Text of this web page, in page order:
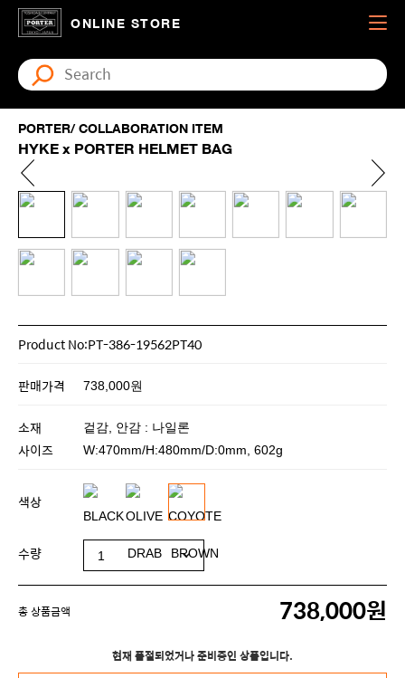
ONLINE STORE
PORTER/ COLLABORATION ITEM
HYKE x PORTER HELMET BAG
Product No:PT-386-19562PT40
판매가격 738,000원
소재 겉감, 안감 : 나일론
사이즈 W:470mm/H:480mm/D:0mm, 602g
색상
수량
총 상품금액 738,000원
현재 품절되었거나 준비중인 상품입니다.